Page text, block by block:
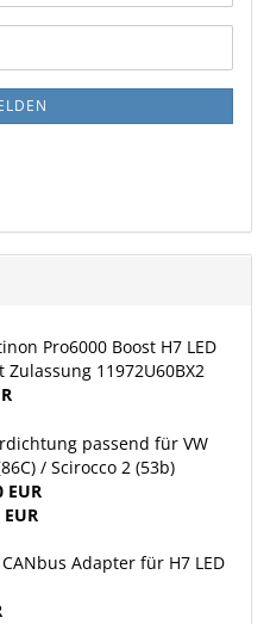
Pro6000 Boost H7 LED
Zulassung 11972U60BX2
passend für VW
/ Scirocco 2 (53b)
EUR
Adapter für H7 LED